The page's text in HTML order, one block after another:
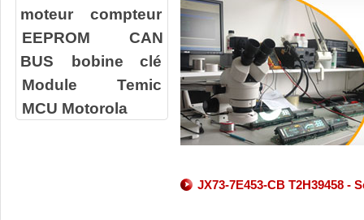
moteur compteur
EEPROM
CAN
BUS
bobine clé
Module Temic
MCU Motorola
JX73-7E453-CB T2H39458 -